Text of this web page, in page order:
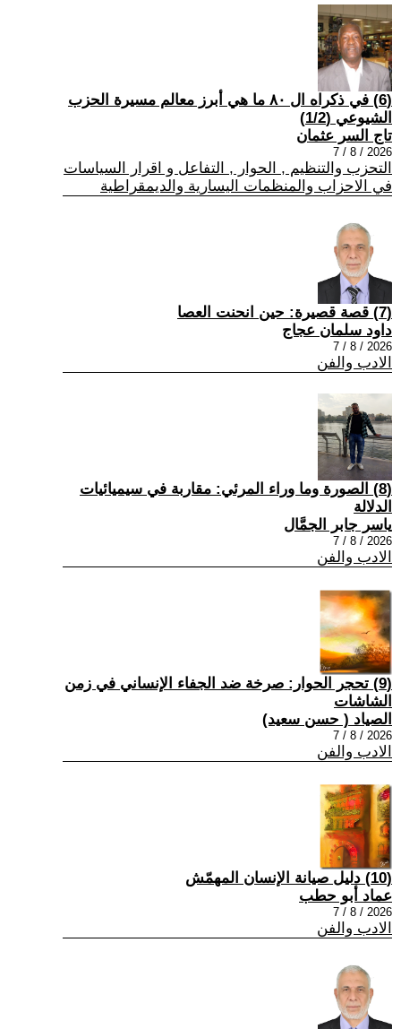
(6) في ذكراه ال ٨٠ ما هي أبرز معالم مسيرة الحزب
الشيوعي (1/2)
تاج السر عثمان
2026 / 8 / 7
التحزب والتنظيم , الحوار , التفاعل و اقرار السياسات
في الاحزاب والمنظمات اليسارية والديمقراطية
(7) قصة قصيرة: حين انحنت العصا
داود سلمان عجاج
2026 / 8 / 7
الادب والفن
(8) الصورة وما وراء المرئي: مقاربة في سيميائيات
الدلالة
ياسر جابر الجمَّال
2026 / 8 / 7
الادب والفن
(9) تحجر الحوار: صرخة ضد الجفاء الإنساني في زمن
الشاشات
الصياد ‏( حسن سعيد‏)
2026 / 8 / 7
الادب والفن
(10) دليل صيانة الإنسان المهمّش
عماد أبو حطب
2026 / 8 / 7
الادب والفن